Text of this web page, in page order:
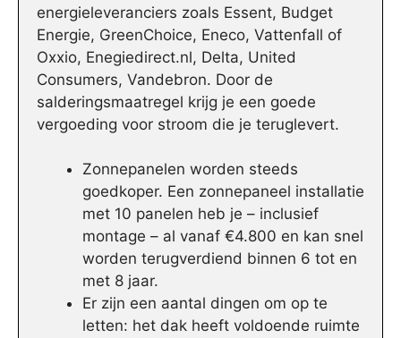
energieleveranciers zoals Essent, Budget
Energie, GreenChoice, Eneco, Vattenfall of
Oxxio, Enegiedirect.nl, Delta, United
Consumers, Vandebron. Door de
salderingsmaatregel krijg je een goede
vergoeding voor stroom die je teruglevert.
Zonnepanelen worden steeds
goedkoper. Een zonnepaneel installatie
met 10 panelen heb je – inclusief
montage – al vanaf €4.800 en kan snel
worden terugverdiend binnen 6 tot en
met 8 jaar.
Er zijn een aantal dingen om op te
letten: het dak heeft voldoende ruimte